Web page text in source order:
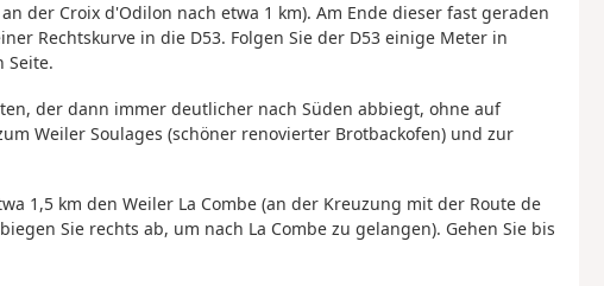
der Croix d'Odilon nach etwa 1 km). Am Ende dieser fast geraden
Rechtskurve in die D53. Folgen Sie der D53 einige Meter in
Seite.
der dann immer deutlicher nach Süden abbiegt, ohne auf
Weiler Soulages (schöner renovierter Brotbackofen) und zur
1,5 km den Weiler La Combe (an der Kreuzung mit der Route de
Sie rechts ab, um nach La Combe zu gelangen). Gehen Sie bis